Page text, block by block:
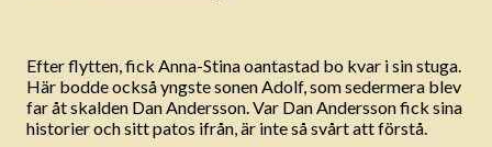
Efter flytten, fick Anna-Stina oantastad bo kvar i sin stuga.
Här bodde också yngste sonen Adolf, som sedermera blev
far åt skalden Dan Andersson. Var Dan Andersson fick sina
historier och sitt patos ifrån, är inte så svårt att förstå.